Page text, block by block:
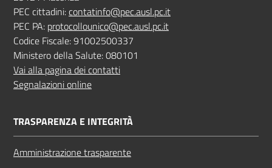
PEC cittadini:contatinfo@pec.ausl.pc.it
PEC PA: protocollounico@pec.ausl.pc.it
Codice Fiscale: 91002500337
Ministero della Salute: 080101
Vai alla pagina dei contatti
Segnalazioni online
TRASPARENZA E INTEGRITÀ
Amministrazione trasparente